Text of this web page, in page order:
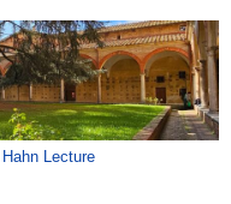
Hahn Lecture